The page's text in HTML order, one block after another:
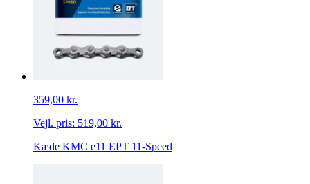
359,00 kr.
Vejl. pris: 519,00 kr.
Kæde KMC e11 EPT 11-Speed